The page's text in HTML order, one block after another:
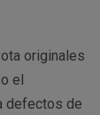
originales
el
defectos de